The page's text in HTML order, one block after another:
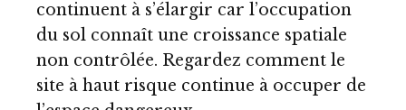
continuent à s’élargir car l’occupation
du sol connaît une croissance spatiale
non contrôlée. Regardez comment le
site à haut risque continue à occuper de